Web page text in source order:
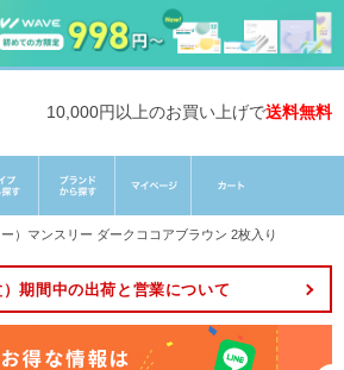
10,000円以上のお買い上げで送料無料
）マンスリー ダークココアブラウン 2枚入り
期間中の出荷と営業について